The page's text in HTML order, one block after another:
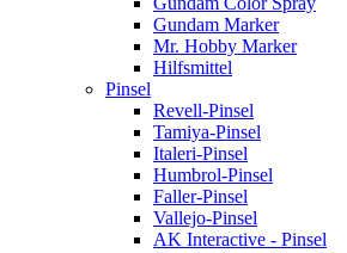
Gundam Marker
Mr. Hobby Marker
Hilfsmittel
Pinsel
Revell-Pinsel
Tamiya-Pinsel
Italeri-Pinsel
Humbrol-Pinsel
Faller-Pinsel
Vallejo-Pinsel
AK Interactive - Pinsel